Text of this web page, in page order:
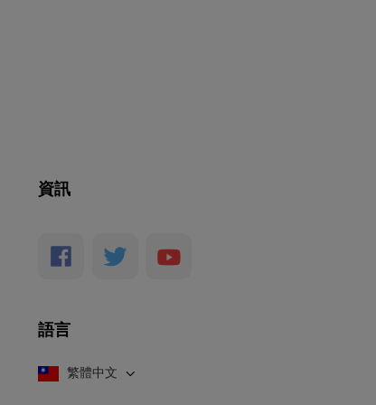
資訊
語言
繁體中文